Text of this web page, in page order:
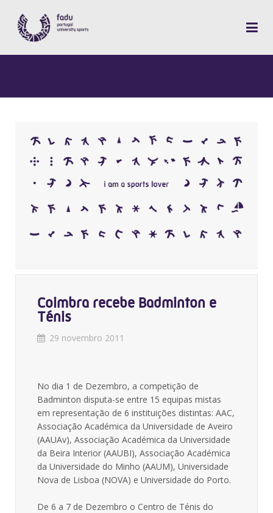
Coimbra recebe Badminton e
Ténis
29 novembro 2011
No dia 1 de Dezembro, a competição de
Badminton disputa-se entre 15 equipas mistas
em representação de 6 instituições distintas: AAC,
Associação Académica da Universidade de Aveiro
(AAUAv), Associação Académica da Universidade
da Beira Interior (AAUBI), Associação Académica
da Universidade do Minho (AAUM), Universidade
Nova de Lisboa (NOVA) e Universidade do Porto.
De 6 a 7 de Dezembro o Centro de Ténis do